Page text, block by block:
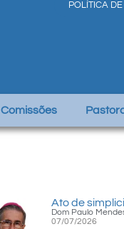
POLÍTICA
Comissões
Ato de
Dom Paulo
07/07/2026